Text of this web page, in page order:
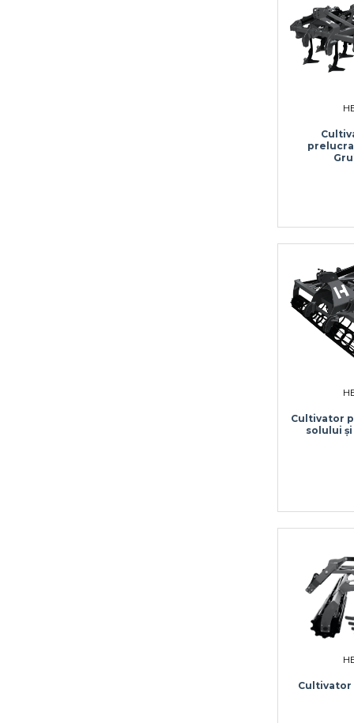
Cultivator
solului și
Cultivator